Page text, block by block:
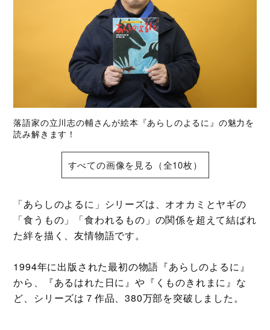
落語家の立川志の輔さんが絵本『あらしのよるに』の魅力を
読み解きます！
すべての画像を見る（全10枚）
「あらしのよるに」シリーズは、オオカミとヤギの
「食うもの」「食われるもの」の関係を超えて結ばれ
た絆を描く、友情物語です。
1994年に出版された最初の物語『あらしのよるに』
から、『あるはれた日に』や『くものきれまに』な
ど、シリーズは７作品、380万部を突破しました。